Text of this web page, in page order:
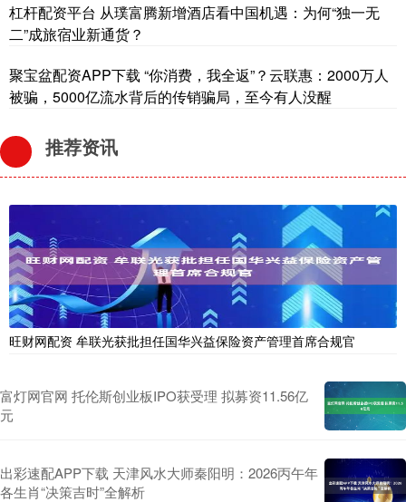
杠杆配资平台 从璞富腾新增酒店看中国机遇：为何“独一无
二”成旅宿业新通货？
聚宝盆配资APP下载 “你消费，我全返”？云联惠：2000万人
被骗，5000亿流水背后的传销骗局，至今有人没醒
推荐资讯
旺财网配资 牟联光获批担任国华兴益保险资产管理首席合规官
富灯网官网 托伦斯创业板IPO获受理 拟募资11.56亿
元
出彩速配APP下载 天津风水大师秦阳明：2026丙午年
各生肖“决策吉时”全解析